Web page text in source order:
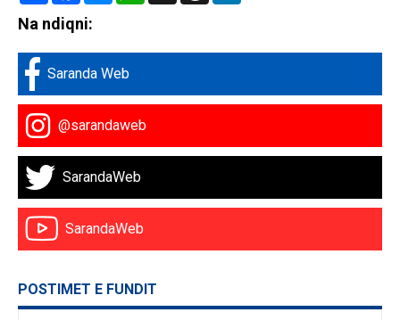
Na ndiqni:
Saranda Web
@sarandaweb
SarandaWeb
SarandaWeb
POSTIMET E FUNDIT